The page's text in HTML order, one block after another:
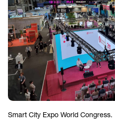
Smart City Expo World Congress.